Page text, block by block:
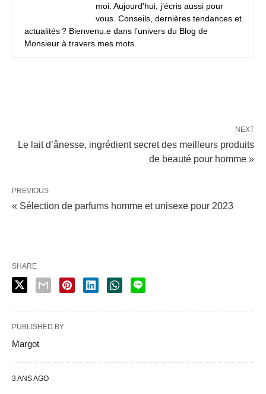
moi. Aujourd’hui, j’écris aussi pour
vous. Conseils, dernières tendances et
actualités ? Bienvenu.e dans l’univers du Blog de
Monsieur à travers mes mots.
NEXT
Le lait d’ânesse, ingrédient secret des meilleurs produits
de beauté pour homme »
PREVIOUS
« Sélection de parfums homme et unisexe pour 2023
SHARE
PUBLISHED BY
Margot
3 ANS AGO